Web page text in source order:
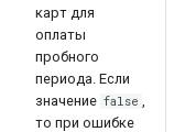
карт для
оплаты
пробного
периода. Если
значение false ,
то при ошибке